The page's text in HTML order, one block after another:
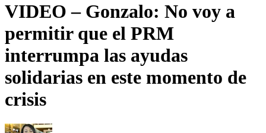
VIDEO – Gonzalo: No voy a
permitir que el PRM
interrumpa las ayudas
solidarias en este momento de
crisis